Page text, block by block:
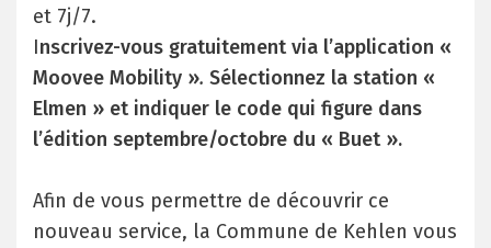
et 7j/7.
Inscrivez-vous gratuitement via l’application «
Moovee Mobility ». Sélectionnez la station «
Elmen » et indiquer le code qui figure dans
l’édition septembre/octobre du « Buet ».
Afin de vous permettre de découvrir ce
nouveau service, la Commune de Kehlen vous